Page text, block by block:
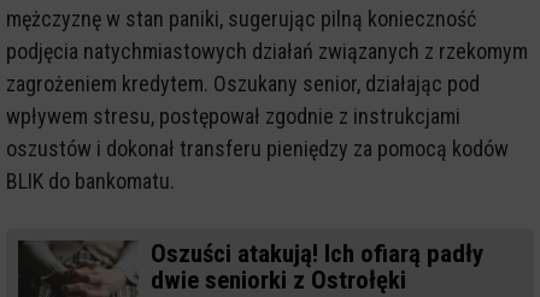
mężczyznę w stan paniki, sugerując pilną konieczność
podjęcia natychmiastowych działań związanych z rzekomym
zagrożeniem kredytem. Oszukany senior, działając pod
wpływem stresu, postępował zgodnie z instrukcjami
oszustów i dokonał transferu pieniędzy za pomocą kodów
BLIK do bankomatu.
Oszuści atakują! Ich ofiarą padły
dwie seniorki z Ostrołęki